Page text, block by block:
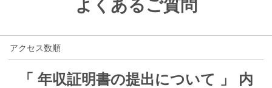
よくあるご質問
アクセス数順
「 年収証明書の提出について 」 内